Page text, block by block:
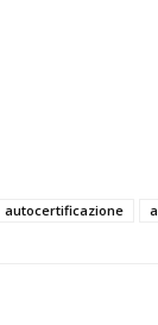
autocertificazione